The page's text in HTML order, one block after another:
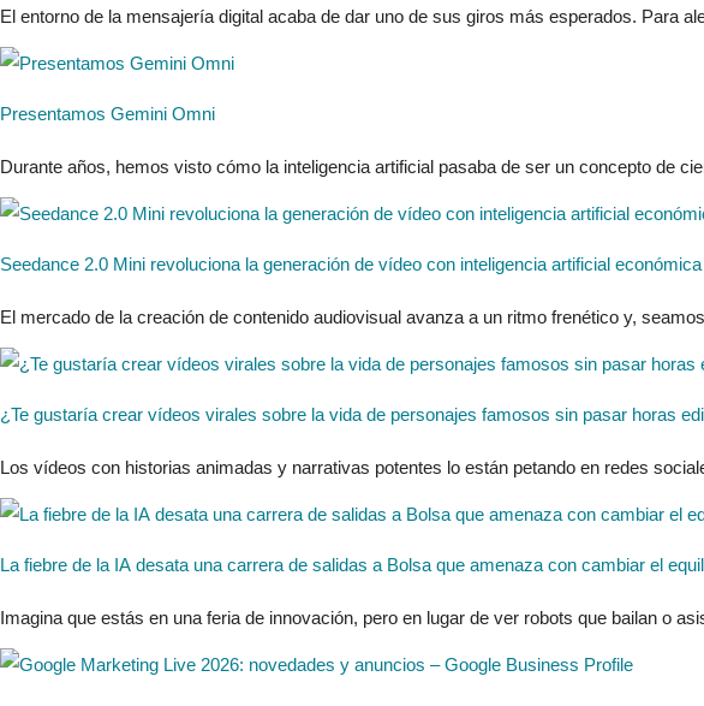
El entorno de la mensajería digital acaba de dar uno de sus giros más esperados. Para
Presentamos Gemini Omni
Durante años, hemos visto cómo la inteligencia artificial pasaba de ser un concepto de
Seedance 2.0 Mini revoluciona la generación de vídeo con inteligencia artificial económica
El mercado de la creación de contenido audiovisual avanza a un ritmo frenético y,
¿Te gustaría crear vídeos virales sobre la vida de personajes famosos sin pasar horas
Los vídeos con historias animadas y narrativas potentes lo están petando en redes
La fiebre de la IA desata una carrera de salidas a Bolsa que amenaza con cambiar el
Imagina que estás en una feria de innovación, pero en lugar de ver robots que bailan o